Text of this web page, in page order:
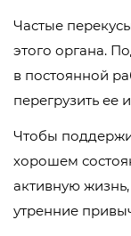
Частые
этого органа.
в постоянной
перегрузить ее
Чтобы
хорошем
активную
утренние